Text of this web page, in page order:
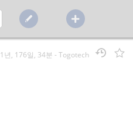
1년, 176일, 34분 -Togotech